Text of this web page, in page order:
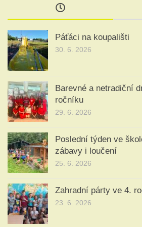
Páťáci na koupališti
30. 6. 2026
Barevné a netradiční
ročníku
29. 6. 2026
Poslední týden ve
zábavy i loučení
25. 6. 2026
Zahradní párty ve 4.
23. 6. 2026